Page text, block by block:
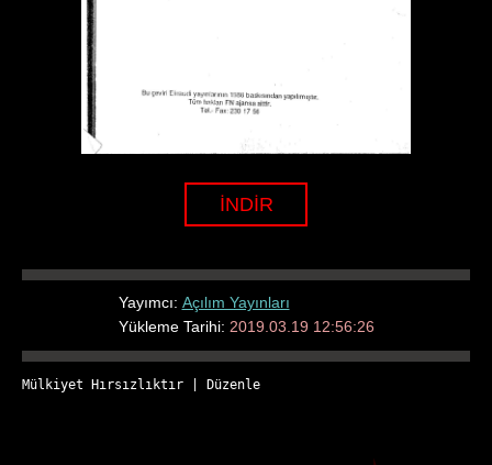
İNDİR
Yayımcı: Açılım Yayınları
Yükleme Tarihi: 2019.03.19 12:56:26
Mülkiyet Hırsızlıktır Düzenle